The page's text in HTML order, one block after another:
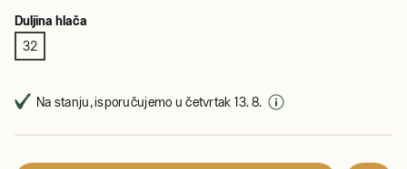
Duljina hlača
32
Na stanju, isporučujemo u četvrtak 13. 8.